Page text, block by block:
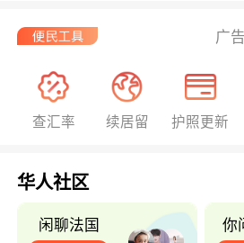
广
查汇率 续居留 护照更新
华人社区
闲聊法国 你